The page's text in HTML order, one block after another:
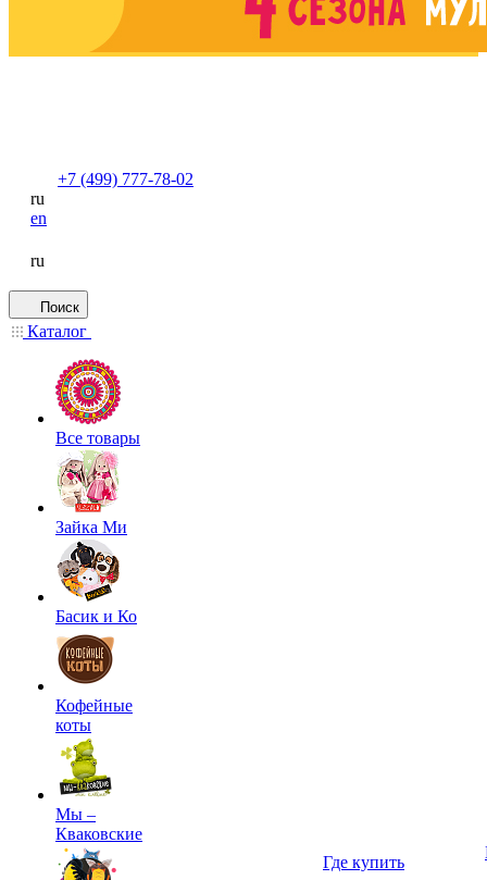
+7 (499) 777-78-02
ru
en
ru
Поиск
Каталог
Все товары
Зайка Ми
Басик и Ко
Кофейные
коты
Мы –
Кваковские
Где купить